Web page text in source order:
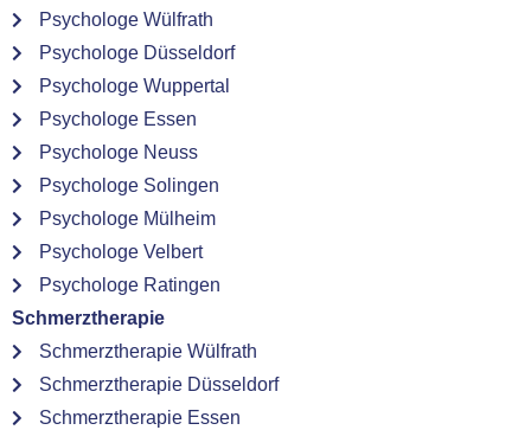
Psychologe Wülfrath
Psychologe Düsseldorf
Psychologe Wuppertal
Psychologe Essen
Psychologe Neuss
Psychologe Solingen
Psychologe Mülheim
Psychologe Velbert
Psychologe Ratingen
Schmerztherapie
Schmerztherapie Wülfrath
Schmerztherapie Düsseldorf
Schmerztherapie Essen